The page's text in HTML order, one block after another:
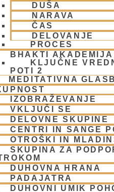
DUŠA
NARAVA
ČAS
DELOVANJE
PROCES
BHAKTI AKADEMIJA
KLJUČNE
POTI 2
MEDITATIVNA
IZOBRAŽEVANJE
VKLJUČI SE
DELOVNE SKUPINE
CENTRI IN SANGE
OTROŠKI IN
SKUPINA ZA
DUHOVNA HRANA
PADAJATRA
DUHOVNI UMIK